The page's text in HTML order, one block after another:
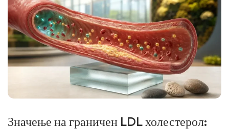
Значење на граничен LDL холестерол: